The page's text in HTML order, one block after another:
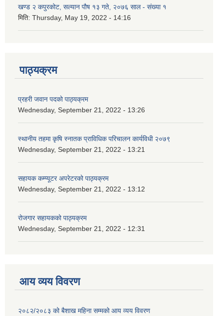
खण्ड २ कपुरकोट, सल्यान पौष १३ गते, २०७६ साल - संख्या १
मिति: Thursday, May 19, 2022 - 14:16
पाठ्यक्रम
प्रहरी जवान पदको पाठ्यक्रम
Wednesday, September 21, 2022 - 13:26
स्थानीय तहमा कृषि स्नातक प्राविधिक परिचालन कार्यविधी २०७९
Wednesday, September 21, 2022 - 13:21
सहायक कम्प्यूटर अपरेटरको पाठ्यक्रम
Wednesday, September 21, 2022 - 13:12
रोजगार सहायकको पाठ्यक्रम
Wednesday, September 21, 2022 - 12:31
आय व्यय विवरण
२०८२/२०८३ को बैशाख महिना सम्मको आय व्यय विवरण